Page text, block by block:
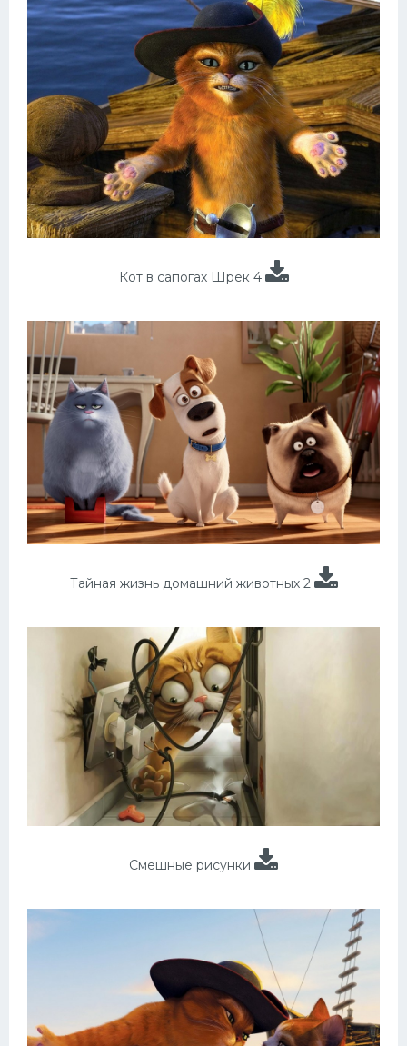
Кот в сапогах Шрек 4
Тайная жизнь домашний животных 2
Смешные рисунки